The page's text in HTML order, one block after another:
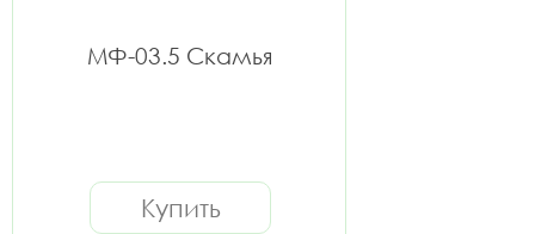
МФ-03.5 Скамья
Купить